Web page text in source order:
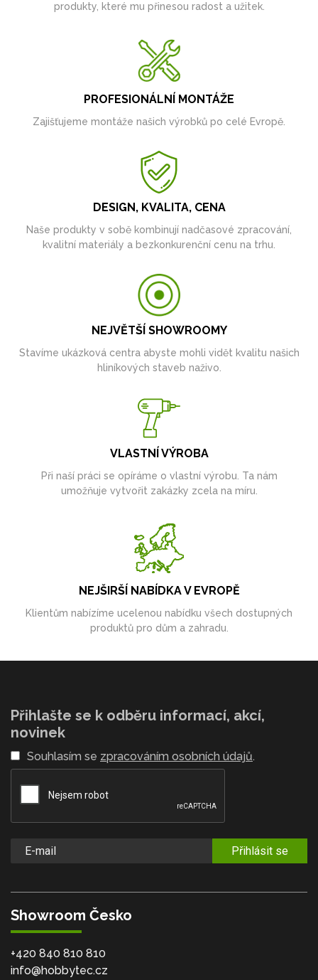
produkty, které mu přinesou radost a užitek.
PROFESIONÁLNÍ MONTÁŽE
Zajišťujeme montáže našich výrobků po celé Evropě.
DESIGN, KVALITA, CENA
Naše produkty v sobě kombinují nadčasové zpracování,
kvalitní materiály a bezkonkurenční cenu na trhu.
NEJVĚTŠÍ SHOWROOMY
Stavíme ukázková centra abyste mohli vidět kvalitu našich
hliníkových staveb naživo.
VLASTNÍ VÝROBA
Při naší práci se opíráme o vlastní výrobu. Ta nám
umožňuje vytvořit zakázky zcela na míru.
NEJŠIRŠÍ NABÍDKA V EVROPĚ
Klientům nabízíme ucelenou nabídku všech dostupných
produktů pro dům a zahradu.
Přihlašte se k odběru informací, akcí,
novinek
Souhlasím se zpracováním osobních údajů.
Přihlásit se
Showroom Česko
+420 840 810 810
info@hobbytec.cz